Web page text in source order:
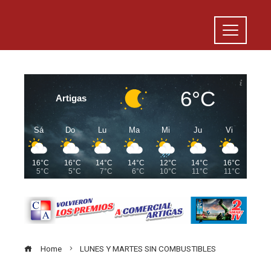
Artigas 6°C
Sá
16°C
5°C
Do
16°C
5°C
Lu
14°C
7°C
Ma
14°C
6°C
Mi
12°C
10°C
Ju
14°C
11°C
Vi
16°C
11°C
Home LUNES Y MARTES SIN COMBUSTIBLES